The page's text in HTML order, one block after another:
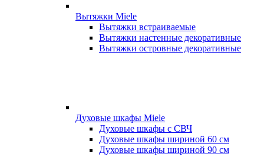
Вытяжки Miele
Вытяжки встраиваемые
Вытяжки настенные декоративные
Вытяжки островные декоративные
Духовые шкафы Miele
Духовые шкафы с СВЧ
Духовые шкафы шириной 60 см
Духовые шкафы шириной 90 см